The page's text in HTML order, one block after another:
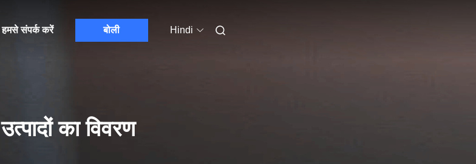
हमसे संपर्क करें बोली Hindi
उत्पादों का विवरण